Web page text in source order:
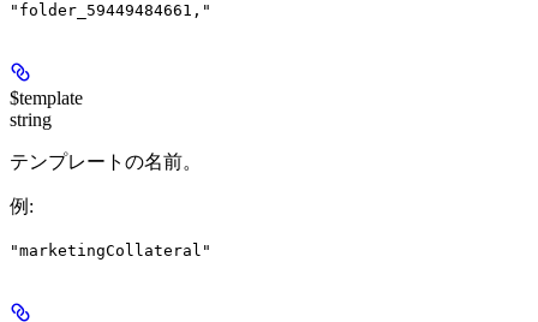
"folder_59449484661,"
$template
string
テンプレートの名前。
例 :
"marketingCollateral"